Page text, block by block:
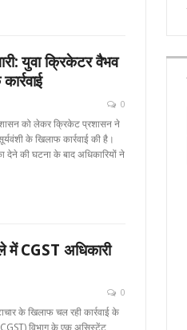
युवा क्रिकेटर वैभव
0
को लेकर क्रिकेट प्रशासन ने
के खिलाफ कार्रवाई की है।
देने की घटना के बाद अधिकारियों ने
में CGST अधिकारी
0
के खिलाफ चल रही कार्रवाई के